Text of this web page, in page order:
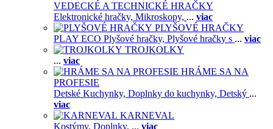
VEDECKÉ A TECHNICKÉ HRAČKY
Elektronické hračky, Mikroskopy, ... viac
PLYŠOVÉ HRAČKY
PLAY ECO Plyšové hračky, Plyšové hračky s ... viac
TROJKOLKY
... viac
HRÁME SA NA
PROFESIE
Detské Kuchynky, Doplnky do kuchynky, Detský ...
viac
KARNEVAL
Kostýmy, Doplnky, ... viac